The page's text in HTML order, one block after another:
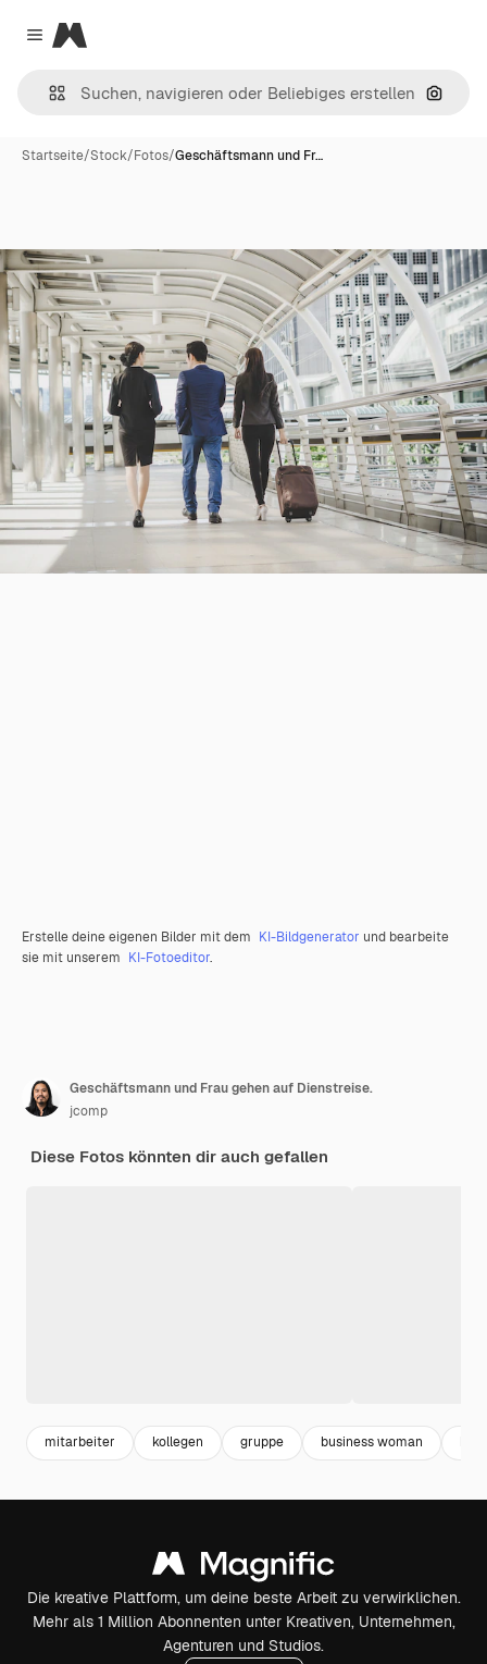
Close menu
Magnific
Nach
Startseite/Stock/Fotos/Geschäftsmann und Fr…
Erstelle deine eigenen Bilder mit dem KI-Bildgenerator und bearbeite
sie mit unserem KI-Fotoeditor.
Geschäftsmann und Frau gehen auf Dienstreise.
jcomp
Diese Fotos könnten dir auch gefallen
mitarbeiter kollegen gruppe business woman
Die kreative Plattform, um deine beste Arbeit zu verwirklichen.
Mehr als 1 Million Abonnenten unter Kreativen, Unternehmen,
Agenturen und Studios.